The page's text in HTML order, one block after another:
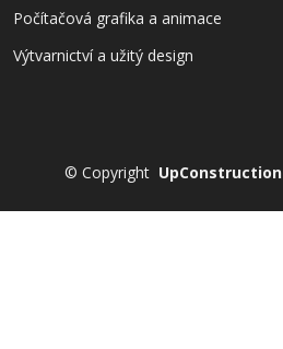
Počítačová grafika a animace
Výtvarnictví a užitý design
© Copyright UpConstruction